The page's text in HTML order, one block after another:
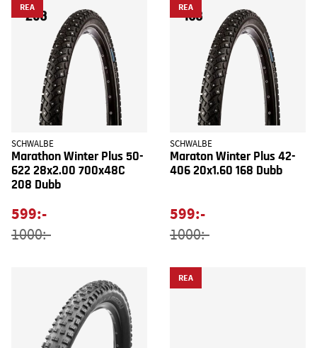
REA
SCHWALBE
Marathon Winter Plus 50-
622 28x2.00 700x48C
208 Dubb
599:-
1000:-
REA
SCHWALBE
Maraton Winter Plus 42-
406 20x1.60 168 Dubb
599:-
1000:-
REA